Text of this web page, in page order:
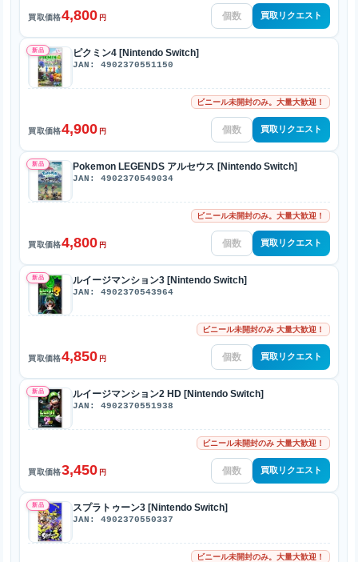
買取価格4,800 円 買取リクエスト
新品 ピクミン4 [Nintendo Switch]
JAN: 4902370551150
ビニール未開封のみ。大量大歓迎！
買取価格4,900 円 買取リクエスト
新品 Pokemon LEGENDS アルセウス [Nintendo Switch]
JAN: 4902370549034
ビニール未開封のみ。大量大歓迎！
買取価格4,800 円 買取リクエスト
新品 ルイージマンション3 [Nintendo Switch]
JAN: 4902370543964
ビニール未開封のみ 大量大歓迎！
買取価格4,850 円 買取リクエスト
新品 ルイージマンション2 HD [Nintendo Switch]
JAN: 4902370551938
ビニール未開封のみ 大量大歓迎！
買取価格3,450 円 買取リクエスト
新品 スプラトゥーン3 [Nintendo Switch]
JAN: 4902370550337
ビニール未開封のみ。大量大歓迎！